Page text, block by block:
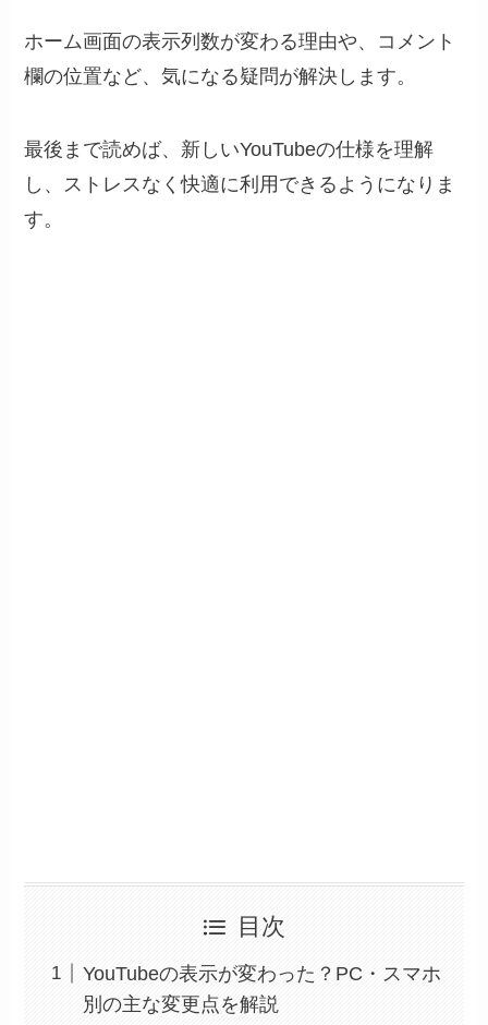
ホーム画面の表示列数が変わる理由や、コメント
欄の位置など、気になる疑問が解決します。
最後まで読めば、新しいYouTubeの仕様を理解
し、ストレスなく快適に利用できるようになりま
す。
目次
YouTubeの表示が変わった？PC・スマホ
別の主な変更点を解説